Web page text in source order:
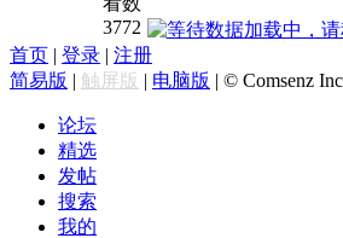
厂
Charlie
and
the
Chocolate
Factory（英
文
版）
3772
数据加载中，请
首页 | 登录 | 注册
简易版 | 触屏版 | 电脑版 | © Comsenz
论坛
精选
发帖
搜索
我的